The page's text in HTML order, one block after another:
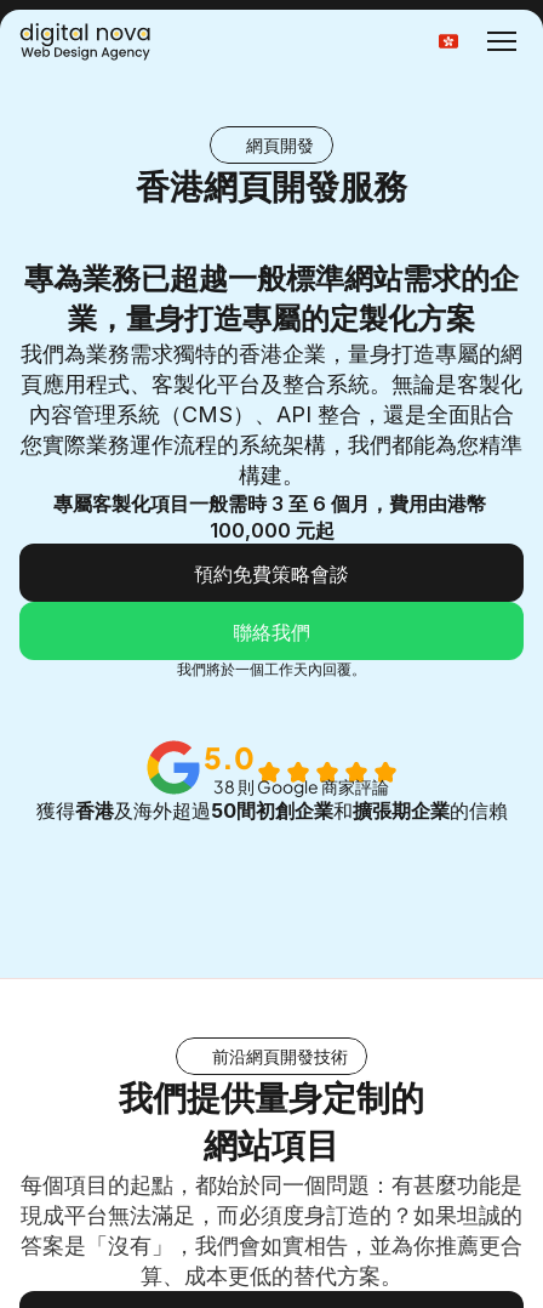
網頁開發
香港網頁開發服務
專為業務已超越一般標準網站需求的企
業，量身打造專屬的定製化方案
我們為業務需求獨特的香港企業，量身打造專屬的網
頁應用程式、客製化平台及整合系統。無論是客製化
內容管理系統（CMS）、API 整合，還是全面貼合
您實際業務運作流程的系統架構，我們都能為您精準
構建。
專屬客製化項目一般需時 3 至 6 個月，費用由港幣
100,000 元起
預約免費策略會談
預約免費策略會談
聯絡我們
聯絡我們
我們將於一個工作天內回覆。
5.0
38 則 Google 商家評論
獲得香港及海外超過50間初創企業和擴張期企業的信賴
前沿網頁開發技術
我們提供量身定制的
網站項目
每個項目的起點，都始於同一個問題：有甚麼功能是
現成平台無法滿足，而必須度身訂造的？如果坦誠的
答案是「沒有」，我們會如實相告，並為你推薦更合
算、成本更低的替代方案。
預約諮詢
Select Language